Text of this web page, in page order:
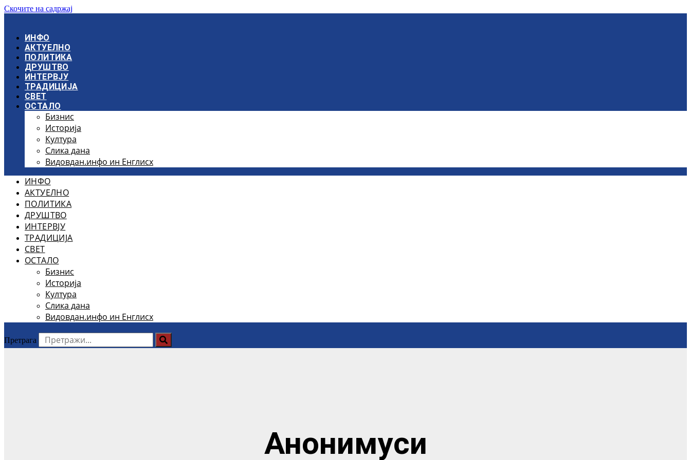
Скочите на садржај
ИНФО
АКТУЕЛНО
ПОЛИТИКА
ДРУШТВО
ИНТЕРВЈУ
ТРАДИЦИЈА
СВЕТ
ОСТАЛО
Бизнис
Историја
Култура
Слика дана
Видовдан.инфо ин Енглисх
ИНФО
АКТУЕЛНО
ПОЛИТИКА
ДРУШТВО
ИНТЕРВЈУ
ТРАДИЦИЈА
СВЕТ
ОСТАЛО
Бизнис
Историја
Култура
Слика дана
Видовдан.инфо ин Енглисх
Претрага
Анонимуси